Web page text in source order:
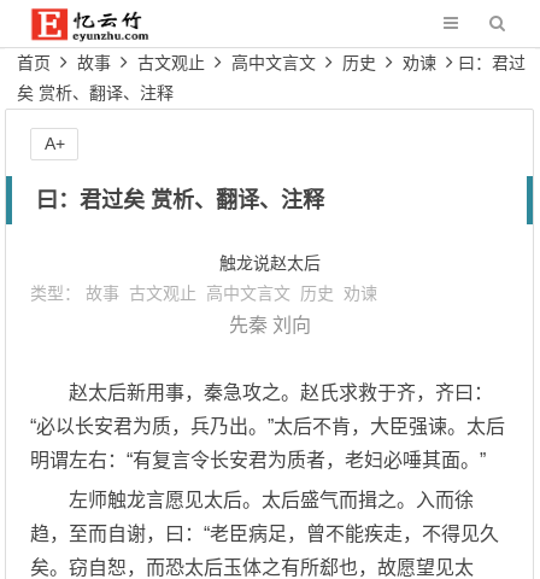
首页 故事 古文观止 高中文言文 历史 劝谏
曰：君过
矣 赏析、翻译、注释
曰：君过矣 赏析、翻译、注释
触龙说赵太后
类型：故事 古文观止 高中文言文 历史 劝谏
先秦 刘向
赵太后新用事，秦急攻之。赵氏求救于齐，齐曰：
“必以长安君为质，兵乃出。”太后不肯，大臣强谏。太后
明谓左右：“有复言令长安君为质者，老妇必唾其面。”
左师触龙言愿见太后。太后盛气而揖之。入而徐
趋，至而自谢，曰：“老臣病足，曾不能疾走，不得见久
矣。窃自恕，而恐太后玉体之有所郄也，故愿望见太
A+